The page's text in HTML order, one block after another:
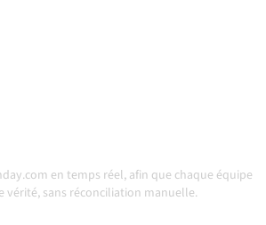
en temps réel, afin que chaque équipe
sans réconciliation manuelle.